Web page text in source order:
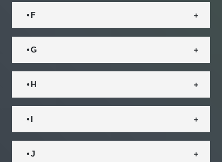
• F
• G
• H
• I
• J